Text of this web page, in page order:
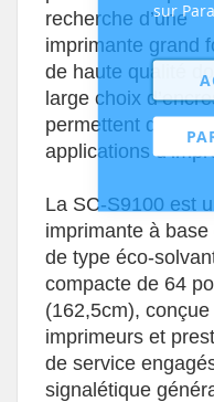
sur
recherche d’une
imprimante grand
de haute qualité
large choix
permettent de
applications
La SC-S9100 est
imprimante à base
de type éco-
compacte de 64
(162,5cm),
imprimeurs et
de service
signalétique